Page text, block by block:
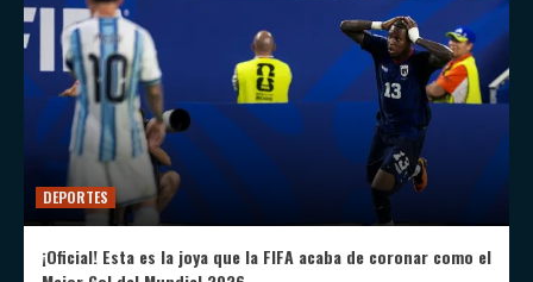
DEPORTES
¡Oficial! Esta es la joya que la FIFA acaba de coronar como el